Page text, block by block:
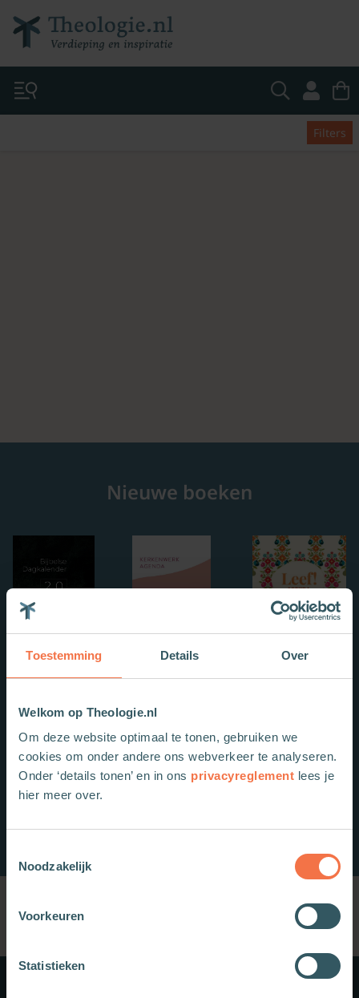
Toestemming Details Over
Welkom op Theologie.nl
Om deze website optimaal te tonen, gebruiken we
cookies om onder andere ons webverkeer te analyseren.
Onder ‘details tonen’ en in ons privacyreglement lees je
hier meer over.
Noodzakelijk
Voorkeuren
Statistieken
Filters
Nieuwe boeken